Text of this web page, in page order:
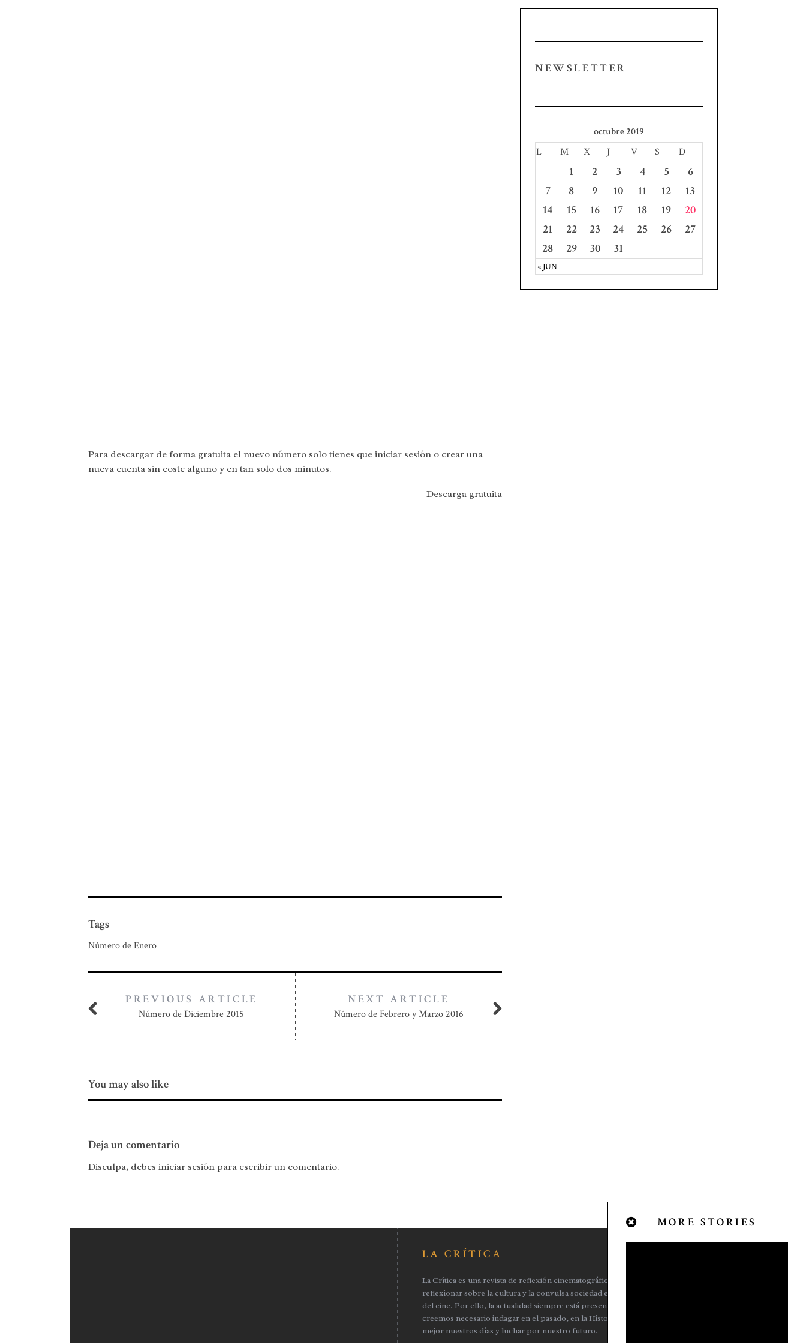
Para descargar de forma gratuita el nuevo número solo tienes que iniciar sesión o crear una
nueva cuenta sin coste alguno y en tan solo dos minutos.
Descarga gratuita
Tags
Número de Enero
PREVIOUS ARTICLE
Número de Diciembre 2015
NEXT ARTICLE
Número de Febrero y Marzo 2016
You may also like
Deja un comentario
Disculpa, debes iniciar sesión para escribir un comentario.
NEWSLETTER
octubre 2019
L
M X J V S D
« JUN
1 2 3 4 5
6
7
8 9 10 11 12
13
14
15 16 17 18 19
20
21
22 23 24 25 26
27
28
29 30 31
MORE STORIES
LA CRÍTICA
La Crítica es una revista de reflexión cinematográfica. Nuestra intención es
reflexionar sobre la cultura y la convulsa sociedad en la que vivimos a través
del cine. Por ello, la actualidad siempre está presente, al igual que nos gusta y
creemos necesario indagar en el pasado, en la Historia, para comprender
mejor nuestros días y luchar por nuestro futuro.